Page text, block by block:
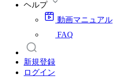
ヘルプ
動画マニュアル
FAQ
新規登録
ログイン